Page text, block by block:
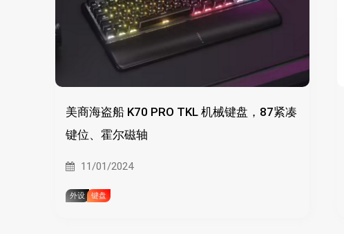
美商海盗船 K70 PRO TKL 机械键盘，87紧凑
键位、霍尔磁轴
11/01/2024
外设 键盘